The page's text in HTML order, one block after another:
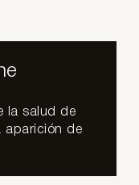
la salud de
aparición de